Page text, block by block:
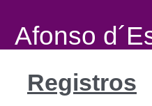
Afonso
Registros